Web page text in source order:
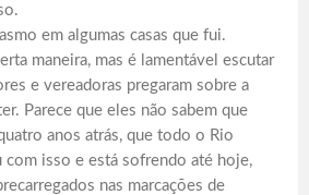
em algumas casas que fui.
maneira, mas é lamentável escutar
e vereadoras pregaram sobre a
Parece que eles não sabem que
anos atrás, que todo o Rio
com isso e está sofrendo até hoje,
nas marcações de